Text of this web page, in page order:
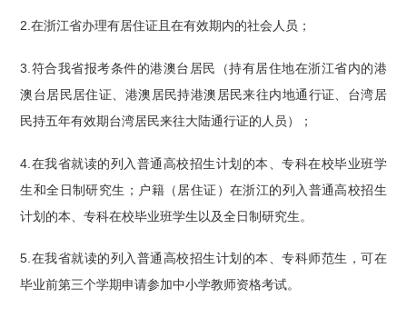
2.在浙江省办理有居住证且在有效期内的社会人员；
3.符合我省报考条件的港澳台居民（持有居住地在浙江省内的港
澳台居民居住证、港澳居民持港澳居民来往内地通行证、台湾居
民持五年有效期台湾居民来往大陆通行证的人员）；
4.在我省就读的列入普通高校招生计划的本、专科在校毕业班学
生和全日制研究生；户籍（居住证）在浙江的列入普通高校招生
计划的本、专科在校毕业班学生以及全日制研究生。
5.在我省就读的列入普通高校招生计划的本、专科师范生，可在
毕业前第三个学期申请参加中小学教师资格考试。